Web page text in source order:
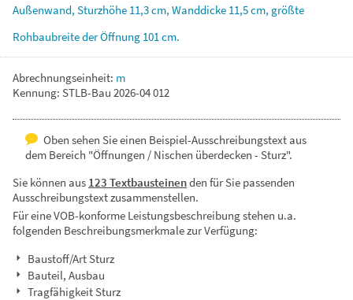
Außenwand, Sturzhöhe 11,3cm, Wanddicke 11,5cm, größte
RohbaubreitederÖffnung 101cm.
Abrechnungseinheit: m
Kennung: STLB-Bau 2026-04 012
Oben sehen Sie einen Beispiel-Ausschreibungstext aus
dem Bereich "Öffnungen / Nischen überdecken - Sturz".
Sie können aus 123 Textbausteinenden für Sie passenden
Ausschreibungstext zusammenstellen.
Für eine VOB-konforme Leistungsbeschreibung stehen u.a.
folgenden Beschreibungsmerkmale zur Verfügung:
Baustoff/Art Sturz
Bauteil, Ausbau
Tragfähigkeit Sturz